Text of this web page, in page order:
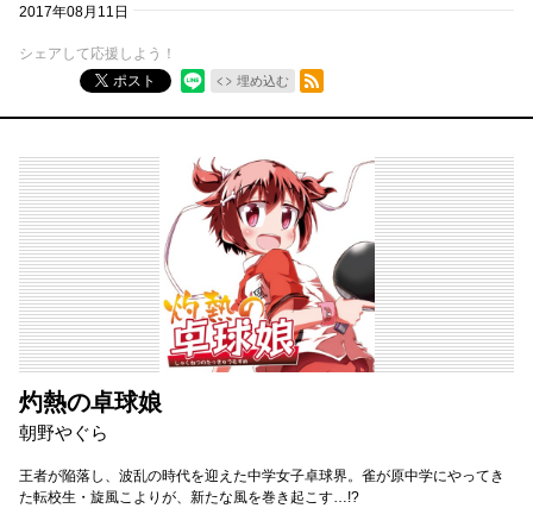
2017年08月11日
シェアして応援しよう！
ポスト
埋め込む
RSSフィード
灼熱の卓球娘
朝野やぐら
王者が陥落し、波乱の時代を迎えた中学女子卓球界。雀が原中学にやってき
た転校生・旋風こよりが、新たな風を巻き起こす…!?